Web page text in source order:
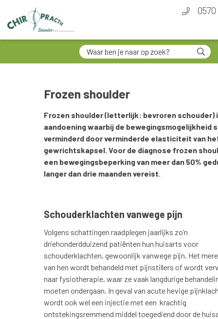
0570
Frozen shoulder
Frozen shoulder (letterlijk: bevroren schouder)
aandoening waarbij de bewegingsmogelijkheid
verminderd door verminderde elasticiteit van
gewrichtskapsel. Voor de diagnose frozen
een bewegingsbeperking van meer dan 50%
langer dan drie maanden vereist.
Schouderklachten vanwege pijn
Volgens schattingen raadplegen jaarlijks zo’n
driehonderdduizend patiënten hun huisarts voor
schouderklachten, gewoonlijk vanwege pijn. Het
van hen wordt behandeld met pijnstillers of wordt
naar fysiotherapie, waar ze vaak langdurige
moeten ondergaan. In geval van acute hevige
wordt ook wel een injectie met een krachtig
ontstekingsremmend middel toegediend door de